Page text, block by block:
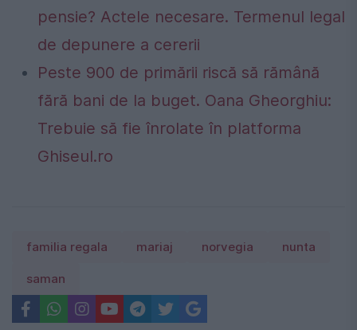
pensie? Actele necesare. Termenul legal
de depunere a cererii
Peste 900 de primării riscă să rămână
fără bani de la buget. Oana Gheorghiu:
Trebuie să fie înrolate în platforma
Ghiseul.ro
familia regala mariaj norvegia nunta
saman